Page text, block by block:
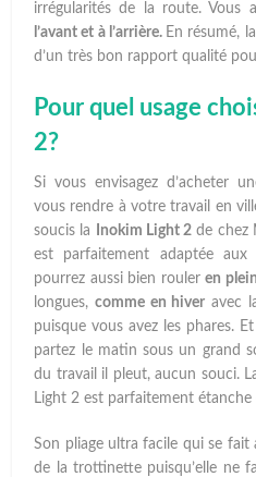
irrégularités de la route. Vous
l’avant et à l’arrière. En résumé,
d’un très bon rapport qualité
Pour quel usage
2?
Si vous envisagez d’acheter
vous rendre à votre travail en
soucis la
Inokim Light 2 de chez
est parfaitement adaptée
pourrez aussi bien rouleren
longues, comme en hiver avec
puisque vous avez les phares.
partez le matin sous un grand
du travail il pleut, aucun souci.
Light 2 est parfaitement
Son pliage ultra facile qui se fait
de la trottinette puisqu’elle ne